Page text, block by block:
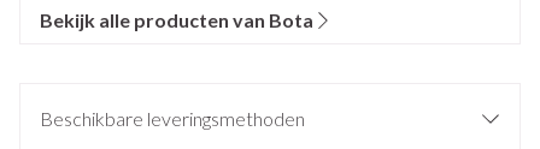
Bekijk alle producten van Bota
Beschikbare leveringsmethoden